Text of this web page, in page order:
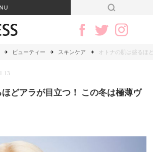
ビューティー スキンケア オトナの肌は盛るほ
どアラが目立つ！ この冬は極薄ヴ